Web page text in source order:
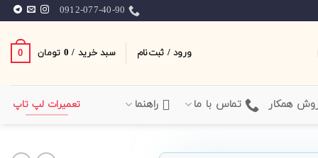
0912-077-40-90
ورود / ثبت‌نام سبد خرید / 0 تومان 0
همکار تماس با ما راهنما تعمیرات لپ تاپ